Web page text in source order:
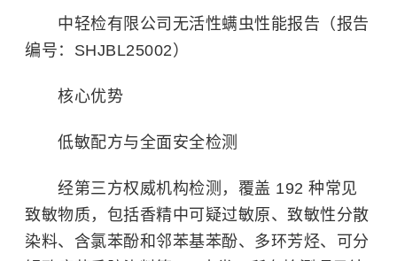
中轻检有限公司无活性螨虫性能报告（报告
编号：SHJBL25002）
核心优势
低敏配方与全面安全检测
经第三方权威机构检测，覆盖 192 种常见
致敏物质，包括香精中可疑过敏原、致敏性分散
染料、含氯苯酚和邻苯基苯酚、多环芳烃、可分